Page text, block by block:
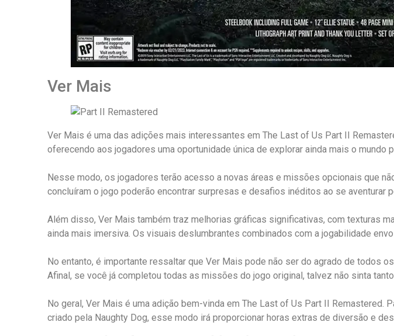
Ver Mais
Ver Mais é uma das adições mais interessantes em The Last of Us Part II
oferecendo aos jogadores uma oportunidade única de explorar ainda mais o mundo
Nesse modo, os jogadores terão acesso a novas áreas e missões opcionais que
concluíram o jogo poderão encontrar surpresas e desafios inéditos ao se aventurar
Além disso, Ver Mais também traz melhorias gráficas significativas, com texturas
ainda mais imersiva. Os visuais deslumbrantes combinados com a jogabilidade
No entanto, é importante ressaltar que Ver Mais pode não ser do agrado de todos
Afinal, se você já completou todas as missões do jogo original, talvez não sinta
No geral, Ver Mais é uma adição bem-vinda em The Last of Us Part II
criado pela Naughty Dog, esse modo irá proporcionar horas extras de diversão e